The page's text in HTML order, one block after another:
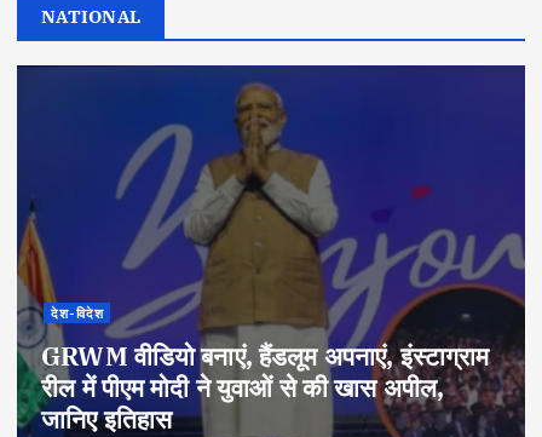
NATIONAL
देश-विदेश
GRWM वीडियो बनाएं, हैंडलूम अपनाएं, इंस्टाग्राम
रील में पीएम मोदी ने युवाओं से की खास अपील,
जानिए इतिहास